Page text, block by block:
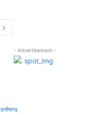
- Advertisement -
छत्तीसगढ़